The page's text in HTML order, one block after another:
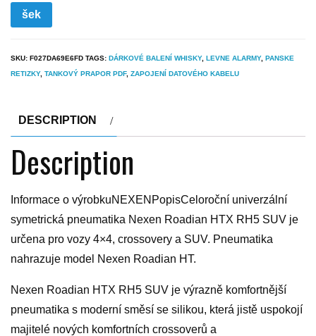
šek
SKU: F027DA69E6FD TAGS: DÁRKOVÉ BALENÍ WHISKY, LEVNE ALARMY, PANSKE
RETIZKY, TANKOVÝ PRAPOR PDF, ZAPOJENÍ DATOVÉHO KABELU
DESCRIPTION
Description
Informace o výrobkuNEXENPopisCeloroční univerzální
symetrická pneumatika Nexen Roadian HTX RH5 SUV je
určena pro vozy 4×4, crossovery a SUV. Pneumatika
nahrazuje model Nexen Roadian HT.
Nexen Roadian HTX RH5 SUV je výrazně komfortnější
pneumatika s moderní směsí se silikou, která jistě uspokojí
majitelé nových komfortních crossoverů a